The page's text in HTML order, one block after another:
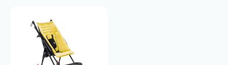
Inclinare spatar (°)